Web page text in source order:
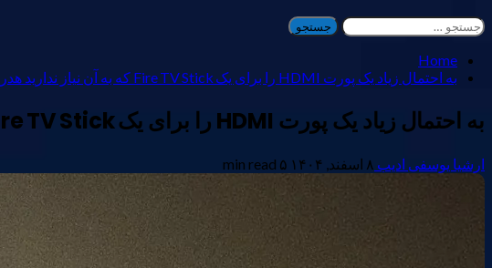
جستجو
برای:
Home
به احتمال زیاد یک پورت HDMI را برای یک Fire TV Stick که به آن نیاز ندارید هدر می‌کنید.
به احتمال زیاد یک پورت HDMI را برای یک Fire TV Stick که به آن نیاز ندارید هدر می‌کنید.
ارشیا یوسفی ادیب ۸ اسفند, ۱۴۰۴ ۵ min read